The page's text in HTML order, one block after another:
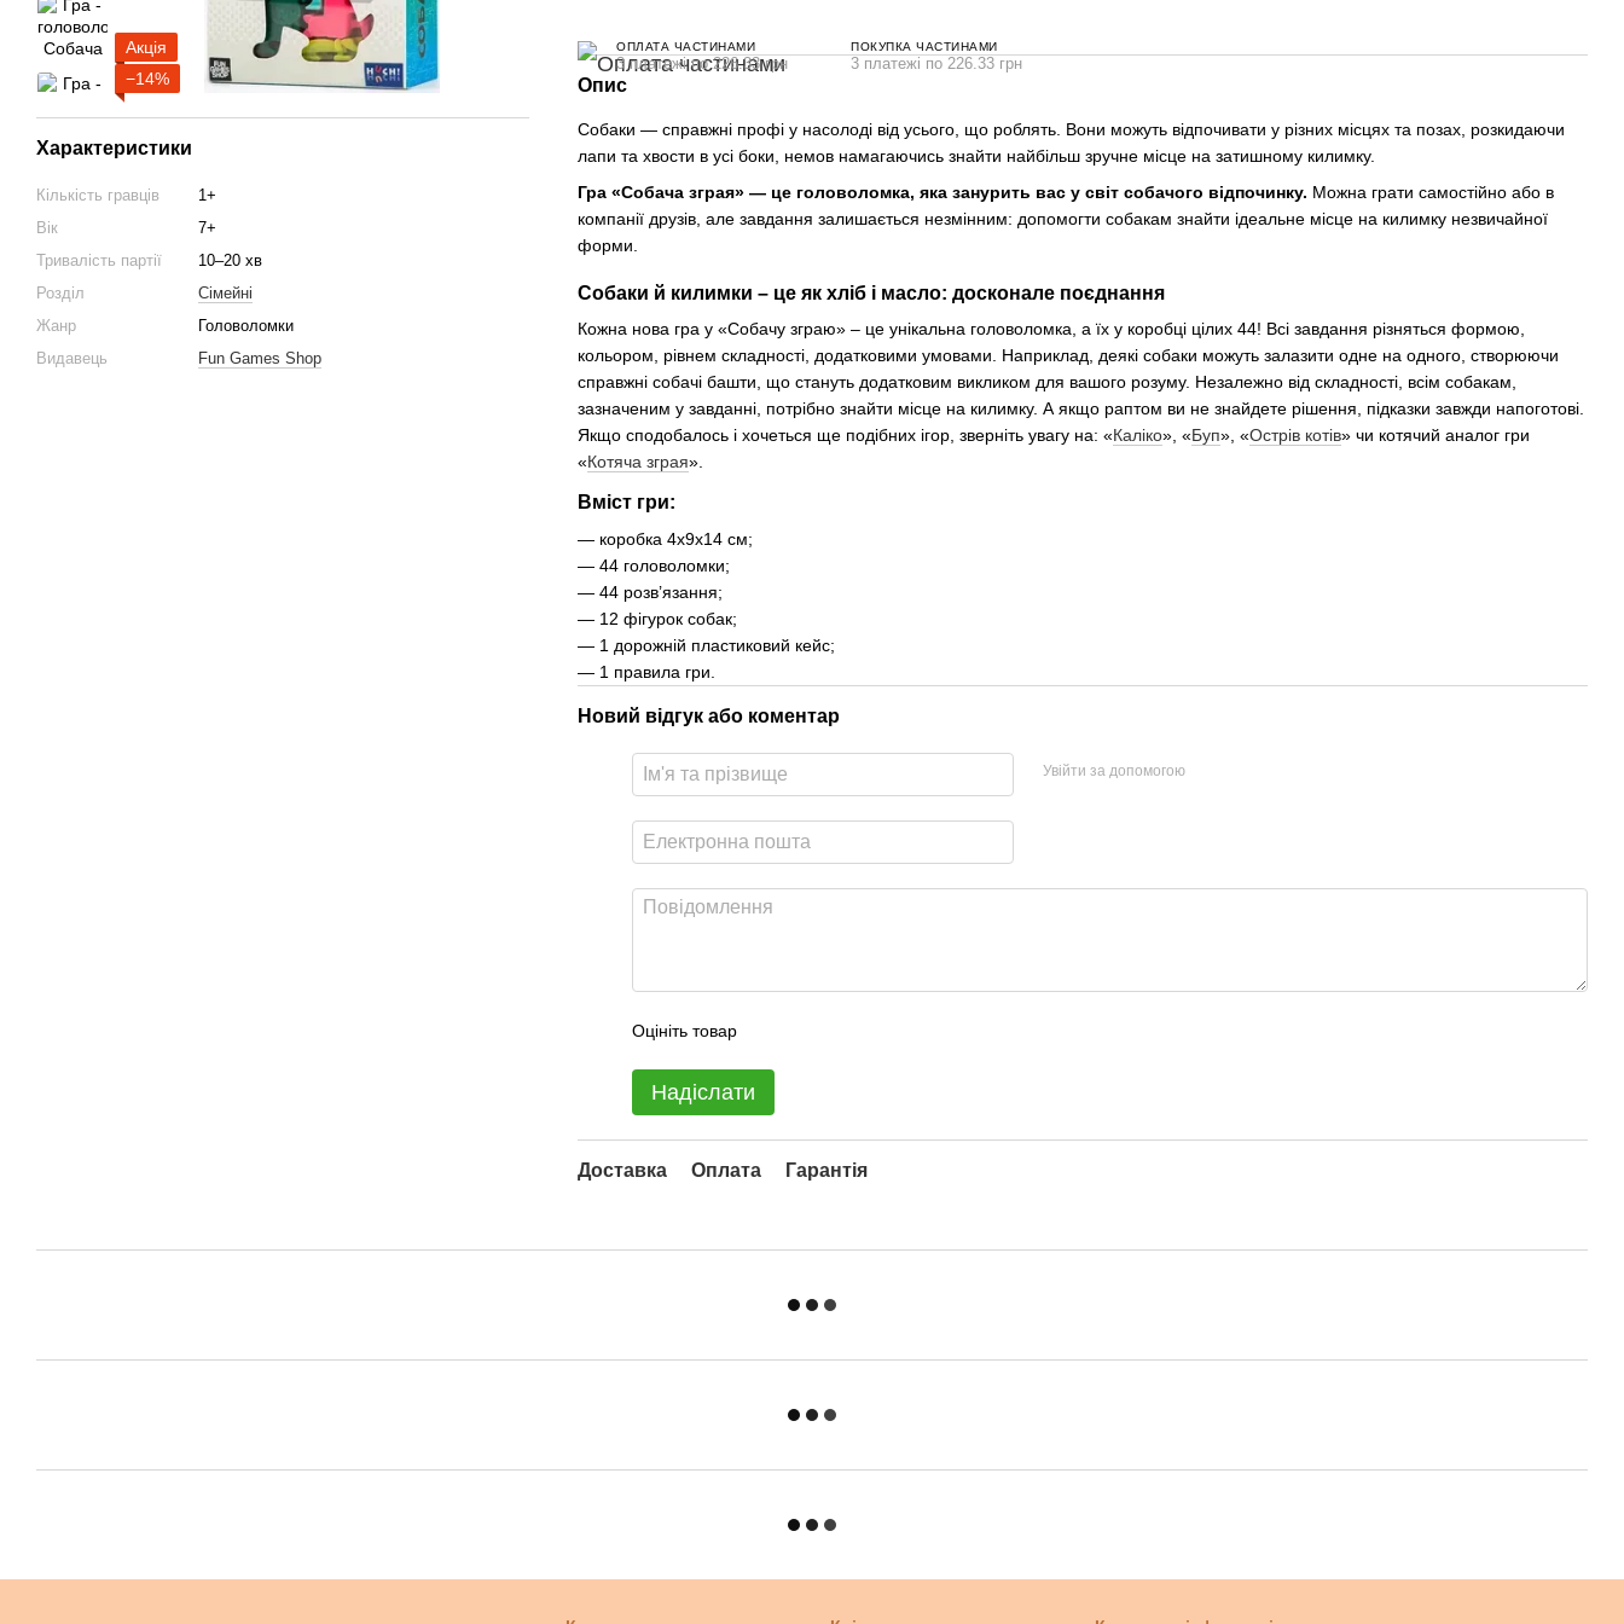
Акція
−14%
Характеристики
Кількість гравців
1+
Вік
7+
Тривалість партії
10–20 хв
Розділ
Cімейні
Жанр
Головоломки
Видавець
Fun Games Shop
ОПЛАТА ЧАСТИНАМИ
3 платежі по 226.33 грн
ПОКУПКА ЧАСТИНАМИ
3 платежі по 226.33 грн
Опис
Собаки — справжні профі у насолоді від усього, що роблять. Вони можуть відпочивати у різних місцях та позах, розкидаючи
лапи та хвости в усі боки, немов намагаючись знайти найбільш зручне місце на затишному килимку.
Гра «Собача зграя» — це головоломка, яка занурить вас у світ собачого відпочинку. Можна грати самостійно або в
компанії друзів, але завдання залишається незмінним: допомогти собакам знайти ідеальне місце на килимку незвичайної
форми.
Собаки й килимки – це як хліб і масло: досконале поєднання
Кожна нова гра у «Собачу зграю» – це унікальна головоломка, а їх у коробці цілих 44! Всі завдання різняться формою,
кольором, рівнем складності, додатковими умовами. Наприклад, деякі собаки можуть залазити одне на одного, створюючи
справжні собачі башти, що стануть додатковим викликом для вашого розуму. Незалежно від складності, всім собакам,
зазначеним у завданні, потрібно знайти місце на килимку. А якщо раптом ви не знайдете рішення, підказки завжди напоготові.
Якщо сподобалось і хочеться ще подібних ігор, зверніть увагу на: «Каліко», «Буп», «Острів котів» чи котячий аналог гри
«Котяча зграя».
Вміст гри:
— коробка 4x9x14 см;
— 44 головоломки;
— 44 розв’язання;
— 12 фігурок собак;
— 1 дорожній пластиковий кейс;
— 1 правила гри.
Новий відгук або коментар
Увійти за допомогою
Оцініть товар
Надіслати
Доставка Оплата Гарантія